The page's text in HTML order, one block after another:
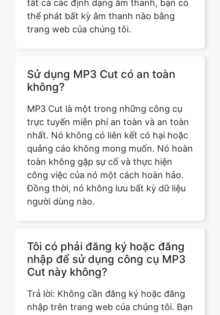
Sử dụng MP3 Cut có an toàn
trực tuyến miễn phí an toàn và an toàn
nhất. Nó không có liên kết có hại hoặc
quảng cáo không mong muốn. Nó hoàn
toàn không gặp sự cố và thực hiện
công việc của nó một cách hoàn hảo.
Đồng thời, nó không lưu bất kỳ dữ liệu
người dùng nào.
Tôi có phải đăng ký hoặc đăng
Trả lời: Không cần đăng ký hoặc đăng
nhập trên trang web của chúng tôi. Bạn
có thể sử dụng MP3 Cut trực tuyến của
chúng tôi miễn phí và không cần bất kỳ
lời nhắc nào để đăng ký.